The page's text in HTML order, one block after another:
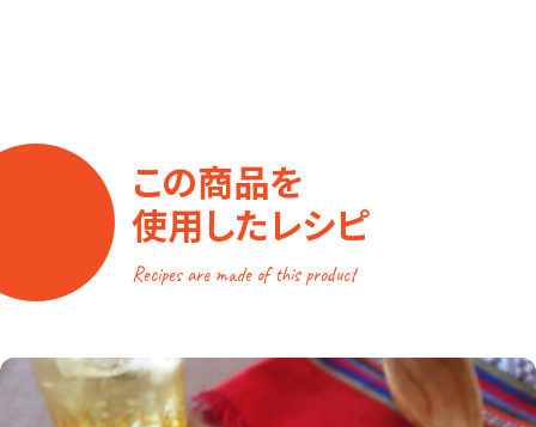
この商品を
使用したレシピ
Recipes are made of this product